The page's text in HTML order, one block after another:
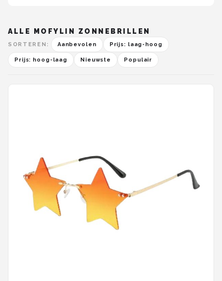
ALLE MOFYLIN ZONNEBRILLEN
SORTEREN: Aanbevolen Prijs: laag-hoog
Prijs: hoog-laag Nieuwste Populair